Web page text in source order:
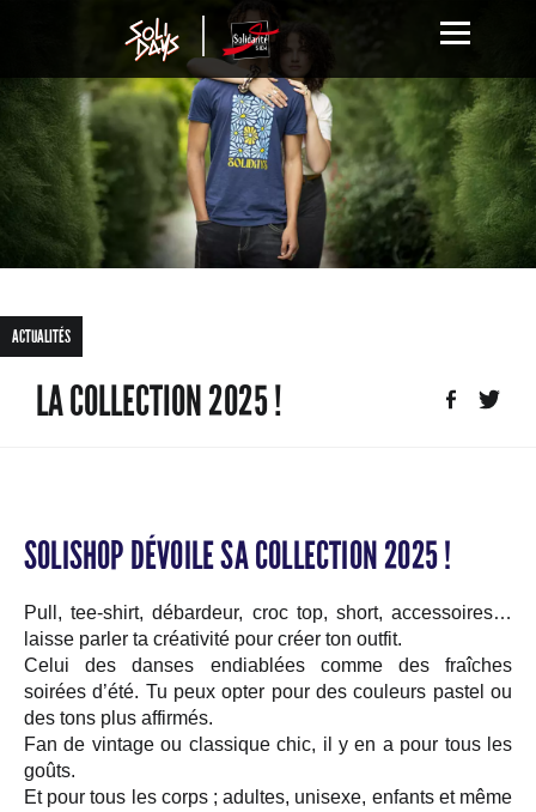
ACTUALITÉS
LA COLLECTION 2025 !
SOLISHOP DÉVOILE SA COLLECTION 2025 !
Pull, tee-shirt, débardeur, croc top, short, accessoires…
laisse parler ta créativité pour créer ton outfit.
Celui des danses endiablées comme des fraîches
soirées d’été. Tu peux opter pour des couleurs pastel ou
des tons plus affirmés.
Fan de vintage ou classique chic, il y en a pour tous les
goûts.
Et pour tous les corps ; adultes, unisexe, enfants et même